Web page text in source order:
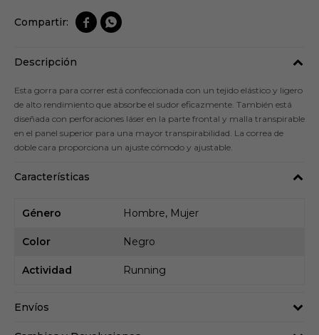
 
Envíos
Descripción
Esta gorra para correr está confeccionada con un tejido elástico y ligero
de alto rendimiento que absorbe el sudor eficazmente. También está
diseñada con perforaciones láser en la parte frontal y malla transpirable
en el panel superior para una mayor transpirabilidad. La correa de
doble cara proporciona un ajuste cómodo y ajustable.
Características
Género Hombre, Mujer
Color Negro
Actividad Running